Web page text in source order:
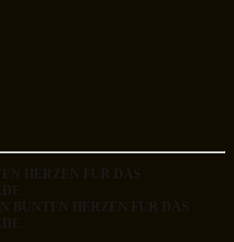
HERZEN FÜR DAS
BUNTEN HERZEN FÜR DAS